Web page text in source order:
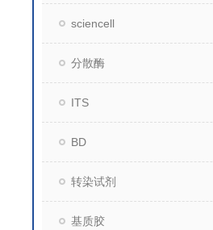
sciencell
分散酶
ITS
BD
转染试剂
基质胶